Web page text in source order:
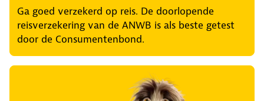
Ga goed verzekerd op reis. De doorlopende
reisverzekering van de ANWB is als beste getest
door de Consumentenbond.